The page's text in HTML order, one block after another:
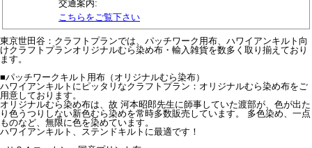
交通案内:
こちらをご覧下さい
東京世田谷：クラフトプランでは、パッチワーク用布、ハワイアンキルト向
けクラフトプランオリジナルむら染め布・輸入雑貨を数多く取り揃えており
ます。
■パッチワークキルト用布（オリジナルむら染布）
ハワイアンキルトにピッタリなクラフトプラン：オリジナルむら染め布をご
用意しております。
オリジナルむら染め布は、故 河本昭郎先生に師事していた渡部が、色が出た
り色うつりしない新色むら染めを常時多数販売しています。 多色染め、一点
ものなど、無限に色を染めています。
ハワイアンキルト、ステンドキルトに最適です！